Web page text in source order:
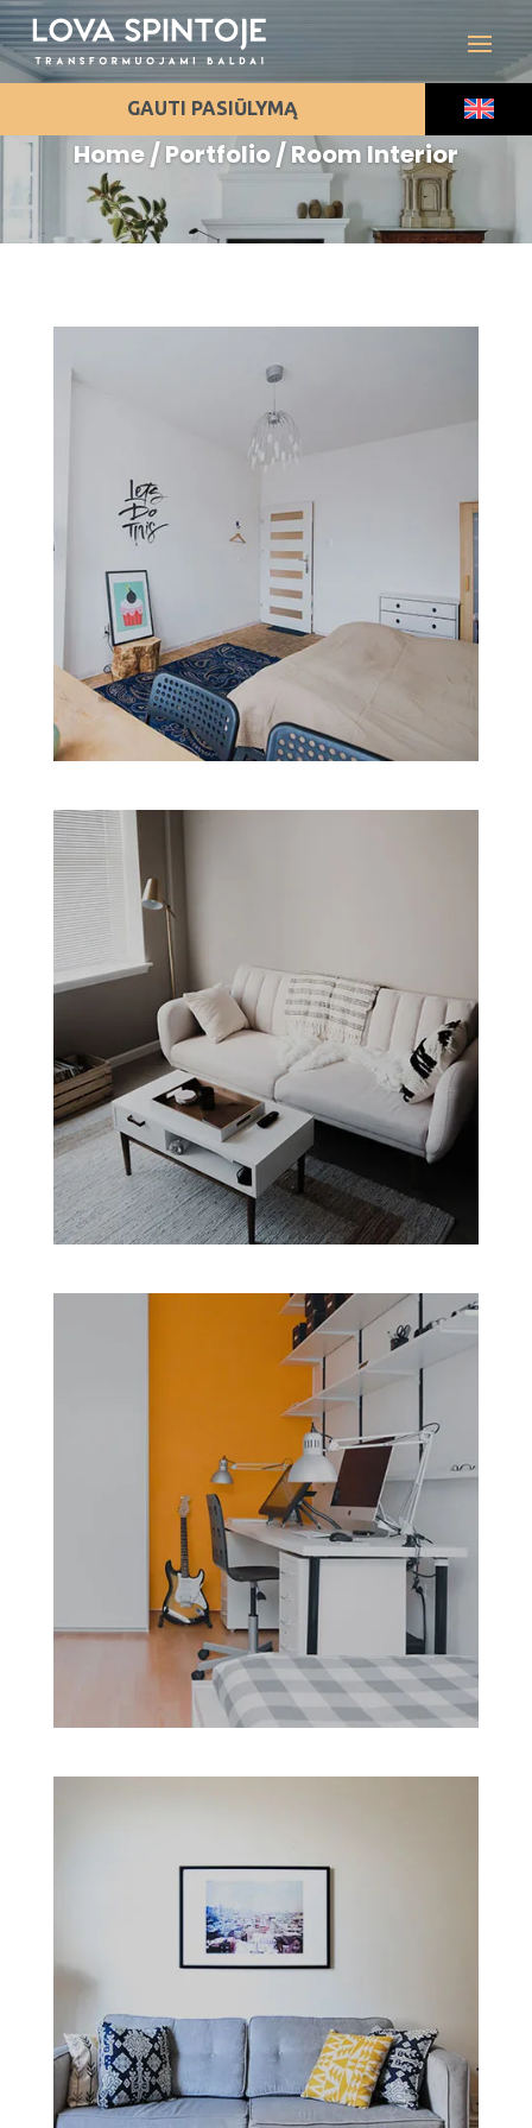
GAUTI PASIŪLYMĄ
Room Interior
Home / Portfolio / Room Interior